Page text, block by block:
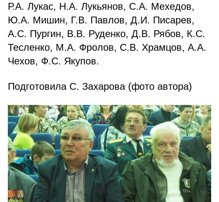
Р.А. Лукас, Н.А. Лукьянов, С.А. Мехедов,
Ю.А. Мишин, Г.В. Павлов, Д.И. Писарев,
А.С. Пургин, В.В. Руденко, Д.В. Рябов, К.С.
Тесленко, М.А. Фролов, С.В. Храмцов, А.А.
Чехов, Ф.С. Якупов.
Подготовила С. Захарова (фото автора)